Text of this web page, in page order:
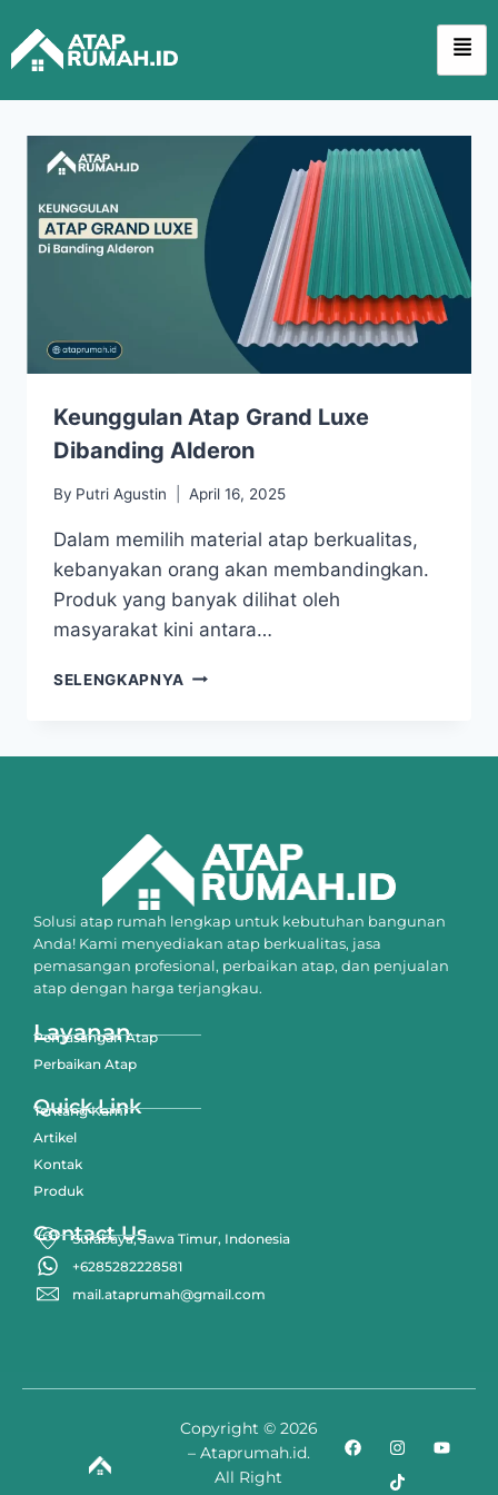
Keunggulan Atap Grand Luxe
Dibanding Alderon
By Putri Agustin April 16, 2025
Dalam memilih material atap berkualitas,
kebanyakan orang akan membandingkan.
Produk yang banyak dilihat oleh
masyarakat kini antara…
SELENGKAPNYA
Solusi atap rumah lengkap untuk kebutuhan bangunan
Anda! Kami menyediakan atap berkualitas, jasa
pemasangan profesional, perbaikan atap, dan penjualan
atap dengan harga terjangkau.
Layanan
Pemasangan Atap
Perbaikan Atap
Quick Link
Tentang Kami
Artikel
Kontak
Produk
Contact Us
Surabaya, Jawa Timur, Indonesia
+6285282228581
mail.ataprumah@gmail.com
Copyright © 2026
– Ataprumah.id.
All Right